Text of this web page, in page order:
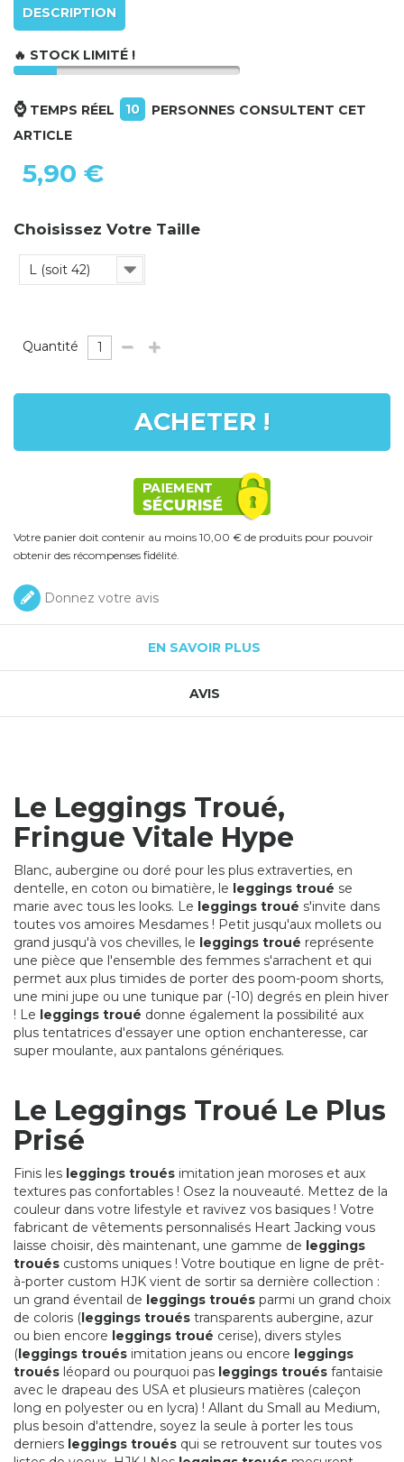
DESCRIPTION
🔥 STOCK LIMITÉ !
⌚TEMPS RÉEL 10
PERSONNES CONSULTENT CET
ARTICLE
5,90 €
Choisissez Votre Taille
L (soit 42)
Quantité
ACHETER !
Votre panier doit contenir au moins 10,00 € de produits pour pouvoir
obtenir des récompenses fidélité.
Donnez votre avis
EN SAVOIR PLUS
AVIS
Le Leggings Troué,
Fringue Vitale Hype
Blanc, aubergine ou doré pour les plus extraverties, en
dentelle, en coton ou bimatière, le leggings troué se
marie avec tous les looks. Le leggings troué s'invite dans
toutes vos amoires Mesdames ! Petit jusqu'aux mollets ou
grand jusqu'à vos chevilles, le leggings troué représente
une pièce que l'ensemble des femmes s'arrachent et qui
permet aux plus timides de porter des poom-poom shorts,
une mini jupe ou une tunique par (-10) degrés en plein hiver
! Le leggings troué donne également la possibilité aux
plus tentatrices d'essayer une option enchanteresse, car
super moulante, aux pantalons génériques.
Le Leggings Troué Le Plus
Prisé
Finis les leggings troués imitation jean moroses et aux
textures pas confortables ! Osez la nouveauté. Mettez de la
couleur dans votre lifestyle et ravivez vos basiques ! Votre
fabricant de vêtements personnalisés Heart Jacking vous
laisse choisir, dès maintenant, une gamme de leggings
troués customs uniques ! Votre boutique en ligne de prêt-
à-porter custom HJK vient de sortir sa dernière collection :
un grand éventail de leggings troués parmi un grand choix
de coloris (leggings troués transparents aubergine, azur
ou bien encore leggings troué cerise), divers styles
(leggings troués imitation jeans ou encore leggings
troués léopard ou pourquoi pas leggings troués fantaisie
avec le drapeau des USA et plusieurs matières (caleçon
long en polyester ou en lycra) ! Allant du Small au Medium,
plus besoin d'attendre, soyez la seule à porter les tous
derniers leggings troués qui se retrouvent sur toutes vos